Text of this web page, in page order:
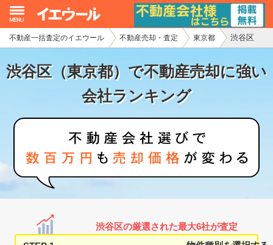
不動産一括査定のイエウール 不動産売却・査定 東京都 渋谷区
渋谷区（東京都）で不動産売却に強い
会社ランキング
渋谷区の厳選された最大6社が査定
イエウール加盟希望の不動産会社様
初めての方へ
不動産の売却・一括査定
家査定シミュレーター
お問い合わせ